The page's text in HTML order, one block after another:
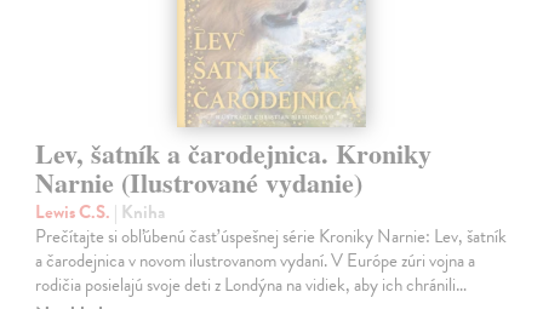
Lev, šatník a čarodejnica. Kroniky
Narnie (Ilustrované vydanie)
Lewis C.S. | Kniha
Prečítajte si obľúbenú časť úspešnej série Kroniky Narnie: Lev, šatník
a čarodejnica v novom ilustrovanom vydaní. V Európe zúri vojna a
rodičia posielajú svoje deti z Londýna na vidiek, aby ich chránili…